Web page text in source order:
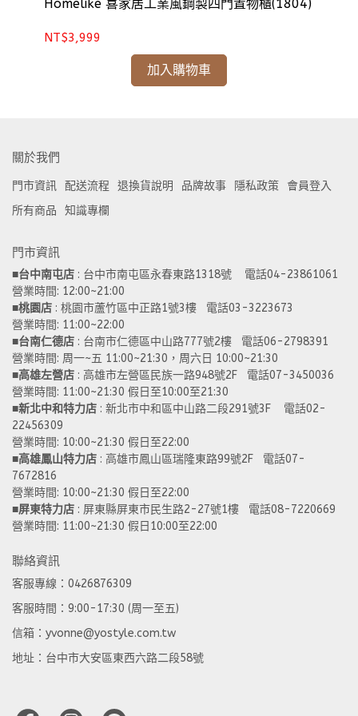
Homelike 喜家居工業風鋼製四門置物櫃(1804)
NT$3,999
加入購物車
關於我們
門市資訊 配送流程 退換貨說明 品牌故事 隱私政策
會員登入
所有商品
知識專欄
門市資訊
■台中南屯店 : 台中市南屯區永春東路1318號    電話04-23861061
營業時間: 12:00~21:00
■桃園店 : 桃園市蘆竹區中正路1號3樓   電話03-3223673
營業時間: 11:00~22:00
■台南仁德店 : 台南市仁德區中山路777號2樓   電話06-2798391
營業時間: 周一~五 11:00~21:30，周六日 10:00~21:30
■高雄左營店 : 高雄市左營區民族一路948號2F   電話07-3450036
營業時間: 11:00~21:30 假日至10:00至21:30
■新北中和特力店 : 新北市中和區中山路二段291號3F    電話02-
22456309
營業時間: 10:00~21:30 假日至22:00
■高雄鳳山特力店 : 高雄市鳳山區瑞隆東路99號2F   電話07-
7672816
營業時間: 10:00~21:30 假日至22:00
■屏東特力店 : 屏東縣屏東市民生路2-27號1樓   電話08-7220669
營業時間: 11:00~21:30 假日10:00至22:00
聯絡資訊
客服專線：0426876309
客服時間：9:00-17:30 (周一至五)
信箱：yvonne@yostyle.com.tw
地址：台中市大安區東西六路二段58號